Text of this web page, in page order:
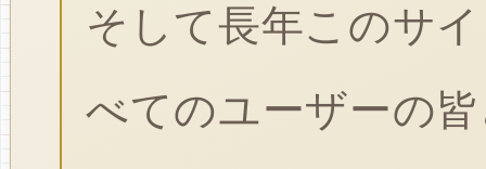
そして長年このサ
べてのユーザーの